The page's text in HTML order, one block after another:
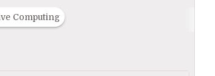
Computing